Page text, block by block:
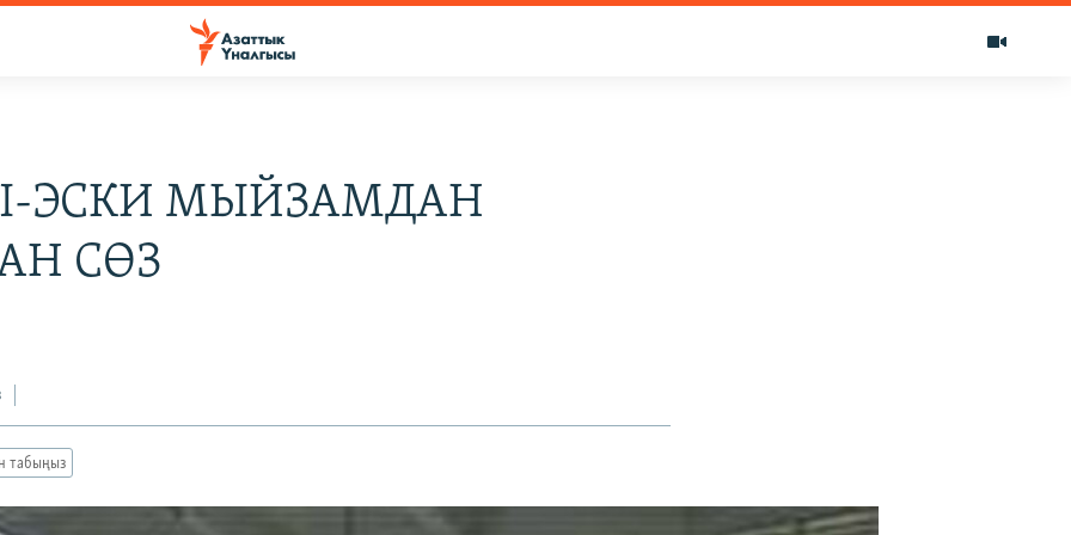
ЭСКИ МЫЙЗАМДАН
СӨЗ
табыңыз